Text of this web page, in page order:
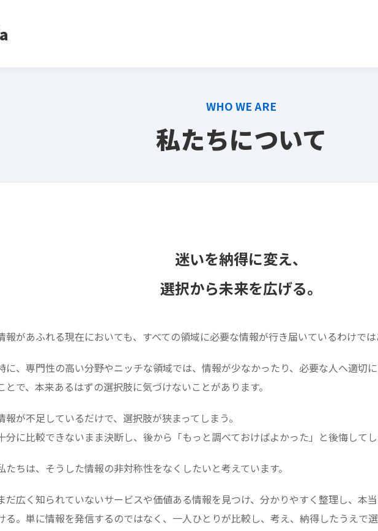
WHO WE ARE
私たちについて
迷いを納得に変え、
選択から未来を広げる。
報があふれる現在においても、すべての領域に必要な情報が行き届いているわけで
に、専門性の高い分野やニッチな領域では、情報が少なかったり、必要な人へ適切
とで、本来あるはずの選択肢に気づけないことがあります。
報が不足しているだけで、選択肢が狭まってしまう。
分に比較できないまま決断し、後から「もっと調べておけばよかった」と後悔して
たちは、そうした情報の非対称性をなくしたいと考えています。
だ広く知られていないサービスや価値ある情報を見つけ、分かりやすく整理し、本
る。単に情報を発信するのではなく、一人ひとりが比較し、考え、納得したうえで